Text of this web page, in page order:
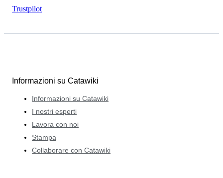
Trustpilot
Informazioni su Catawiki
Informazioni su Catawiki
I nostri esperti
Lavora con noi
Stampa
Collaborare con Catawiki